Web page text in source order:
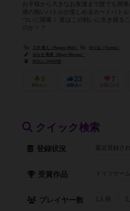
お子様から大きなお友達まで誰でも簡単
達の熱いバトルが楽しめるカードバト
ついに開幕！ 君はこの戦いに生き残る
のか！？
三木 隼人（Hayato Miki）
ゆりね（Yurine）
みなせ 真夜（Mayo Minase）
ROLL◇HOUSE
9
興味あり
23
経験あり
7
お気に入り
クイック検索
登録状況 最近登録さ
受賞作品 ドイツゲー
プレイヤー数 1人用 2